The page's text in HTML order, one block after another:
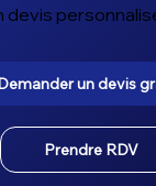
devis
un devis
Prendre RDV